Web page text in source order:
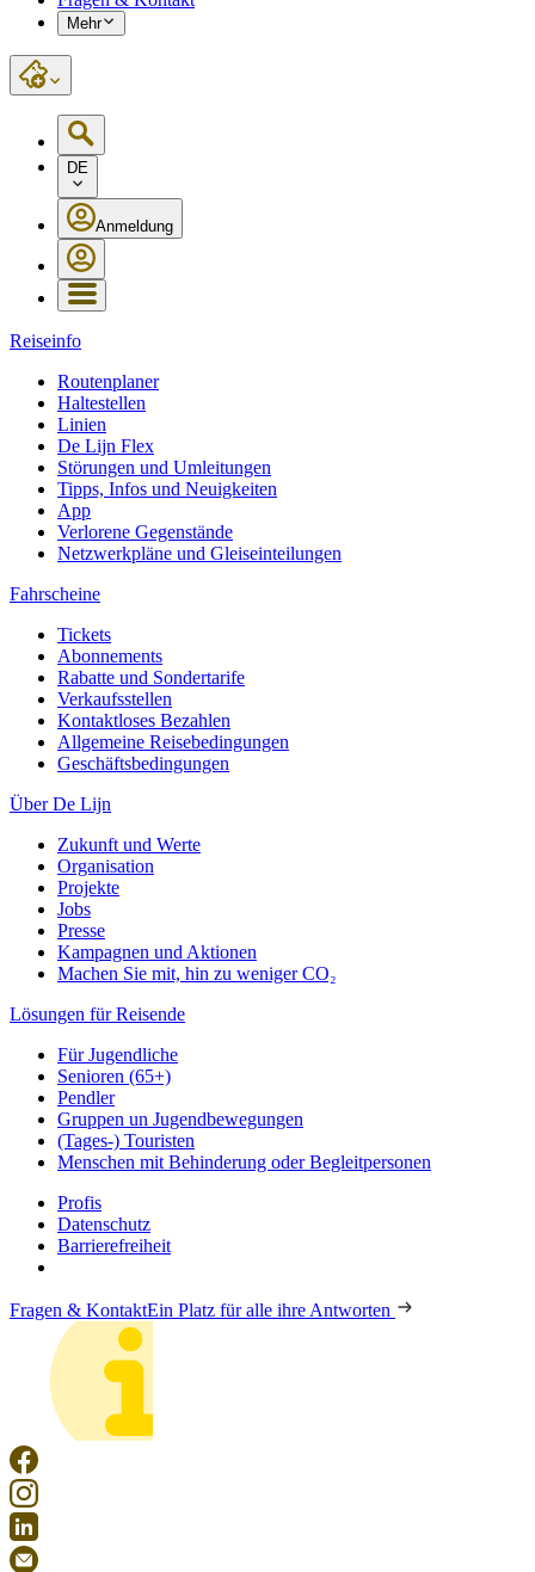
Mehr
DE
Anmeldung
Reiseinfo
Routenplaner
Haltestellen
Linien
De Lijn Flex
Störungen und Umleitungen
Tipps, Infos und Neuigkeiten
App
Verlorene Gegenstände
Netzwerkpläne und Gleiseinteilungen
Fahrscheine
Tickets
Abonnements
Rabatte und Sondertarife
Verkaufsstellen
Kontaktloses Bezahlen
Allgemeine Reisebedingungen
Geschäftsbedingungen
Über De Lijn
Zukunft und Werte
Organisation
Projekte
Jobs
Presse
Kampagnen und Aktionen
Machen Sie mit, hin zu weniger CO₂
Lösungen für Reisende
Für Jugendliche
Senioren (65+)
Pendler
Gruppen un Jugendbewegungen
(Tages-) Touristen
Menschen mit Behinderung oder Begleitpersonen
Profis
Datenschutz
Barrierefreiheit
Fragen & KontaktEin Platz für alle ihre Antworten